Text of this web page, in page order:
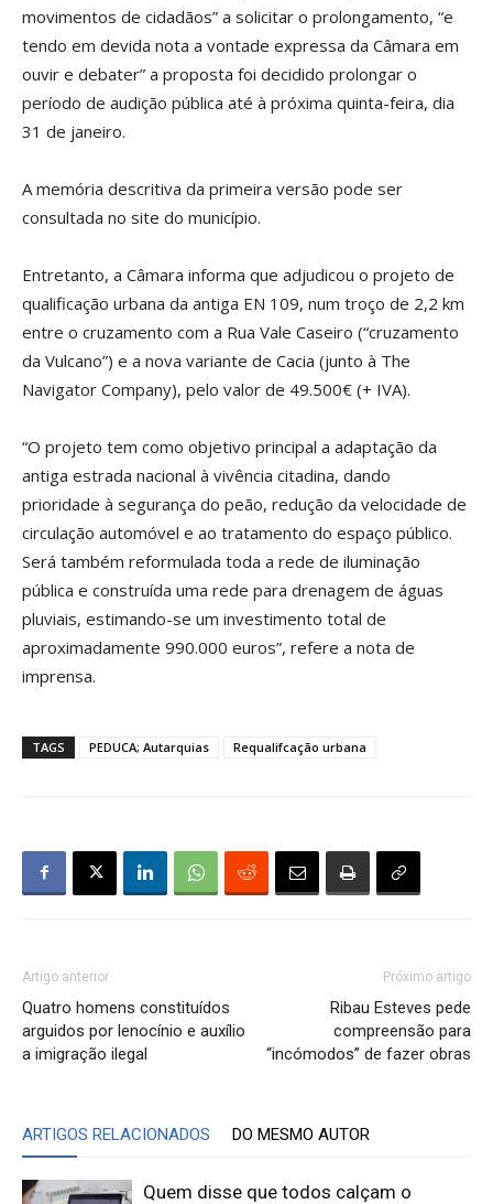
movimentos de cidadãos” a solicitar o prolongamento, “e
tendo em devida nota a vontade expressa da Câmara em
ouvir e debater” a proposta foi decidido prolongar o
período de audição pública até à próxima quinta-feira, dia
31 de janeiro.
A memória descritiva da primeira versão pode ser
consultada no site do município.
Entretanto, a Câmara informa que adjudicou o projeto de
qualificação urbana da antiga EN 109, num troço de 2,2 km
entre o cruzamento com a Rua Vale Caseiro (“cruzamento
da Vulcano”) e a nova variante de Cacia (junto à The
Navigator Company), pelo valor de 49.500€ (+ IVA).
“O projeto tem como objetivo principal a adaptação da
antiga estrada nacional à vivência citadina, dando
prioridade à segurança do peão, redução da velocidade de
circulação automóvel e ao tratamento do espaço público.
Será também reformulada toda a rede de iluminação
pública e construída uma rede para drenagem de águas
pluviais, estimando-se um investimento total de
aproximadamente 990.000 euros”, refere a nota de
imprensa.
TAGS PEDUCA; Autarquias Requalifcação urbana
Artigo anterior
Quatro homens constituídos
arguidos por lenocínio e auxílio
a imigração ilegal
Próximo artigo
Ribau Esteves pede
compreensão para
“incómodos” de fazer obras
ARTIGOS RELACIONADOS DO MESMO AUTOR
Quem disse que todos calçam o